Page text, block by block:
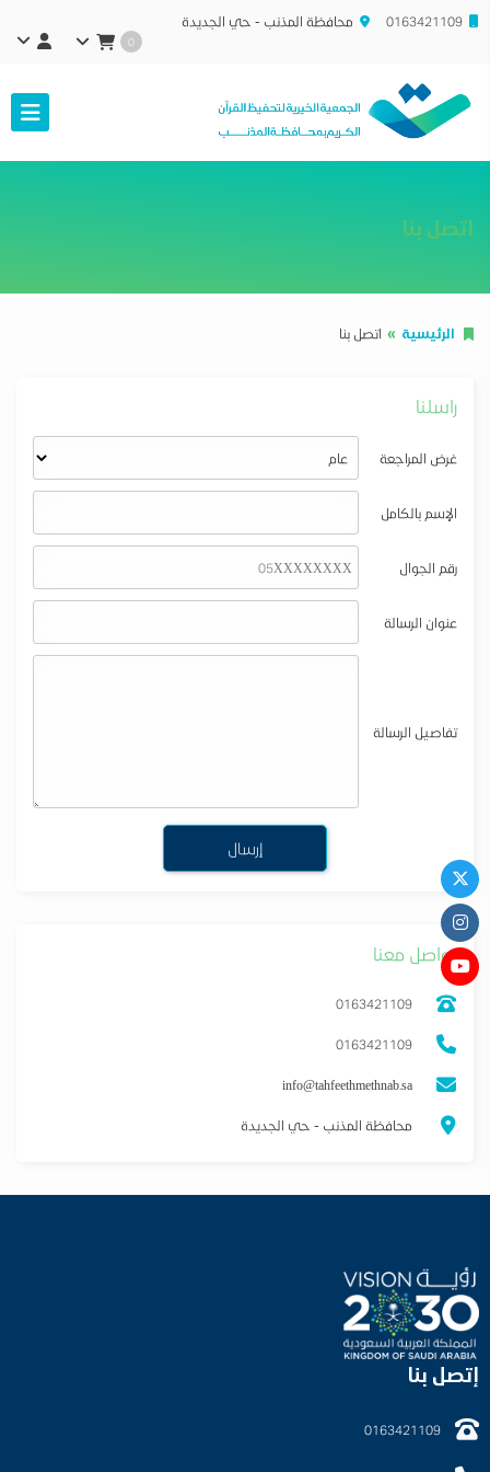
0163421109 محافظة المذنب - حي الجديدة
0
اتصل بنا
الرئيسية اتصل بنا
راسلنا
غرض المراجعة
الإسم بالكامل
رقم الجوال
عنوان الرسالة
تفاصيل الرسالة
تواصل معنا
0163421109
0163421109
info@tahfeethmethnab.sa
محافظة المذنب - حي الجديدة
إتصل بنا
0163421109